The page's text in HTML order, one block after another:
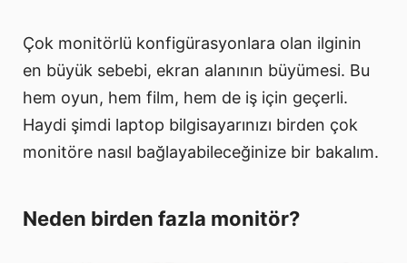
Çok monitörlü konfigürasyonlara olan ilginin
en büyük sebebi, ekran alanının büyümesi. Bu
hem oyun, hem film, hem de iş için geçerli.
Haydi şimdi laptop bilgisayarınızı birden çok
monitöre nasıl bağlayabileceğinize bir bakalım.
Neden birden fazla monitör?